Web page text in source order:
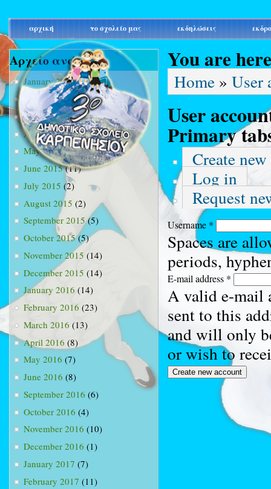
main_menu
αρχική το σχολείο μας εκδηλώσεις
Αρχείο ανά μήνα
January 2015(3)
February 2015(9)
March 2015(34)
April 2015(15)
May 2015(13)
June 2015(11)
July 2015 (2)
August 2015 (2)
September 2015(5)
October 2015(5)
November 2015 (14)
December 2015 (14)
January 2016 (14)
February 2016 (23)
March 2016 (13)
April 2016 (8)
May 2016 (7)
June 2016 (8)
September 2016 (6)
October 2016 (4)
November 2016 (10)
December 2016 (1)
January 2017 (7)
February 2017 (11)
You are here
Home » User
User
Primary
Create
Log in
Request
Username *
Spaces are
periods,
E-mail address *
A valid e-mail
sent to this
and will only
or wish to